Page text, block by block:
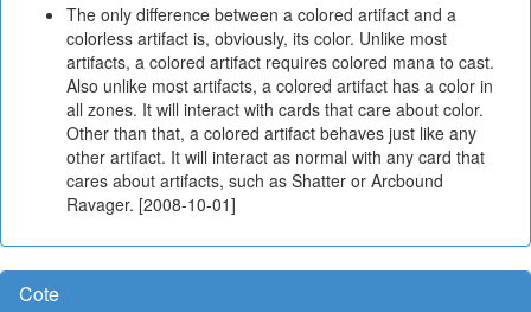
The only difference between a colored artifact and a
colorless artifact is, obviously, its color. Unlike most
artifacts, a colored artifact requires colored mana to cast.
Also unlike most artifacts, a colored artifact has a color in
all zones. It will interact with cards that care about color.
Other than that, a colored artifact behaves just like any
other artifact. It will interact as normal with any card that
cares about artifacts, such as Shatter or Arcbound
Ravager. [2008-10-01]
Cote